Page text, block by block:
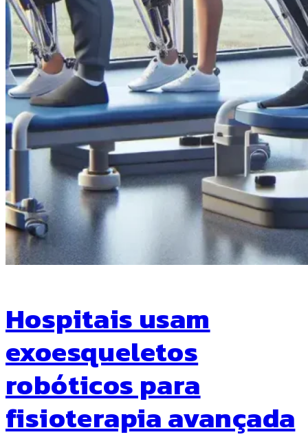
Hospitais usam
exoesqueletos
robóticos para
fisioterapia avançada